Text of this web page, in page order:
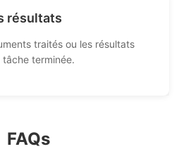
résultats
traités ou les résultats
terminée.
FAQs